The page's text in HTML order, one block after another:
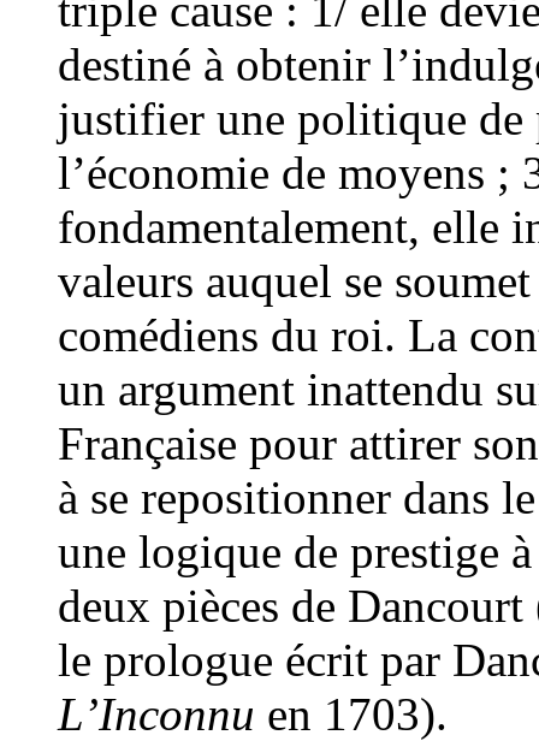
destiné à obtenir
justifier une politique de
l’économie de moyens ;
fondamentalement, elle
valeurs auquel se
comédiens du roi. La
un argument inattendu
Française pour attirer
à se repositionner dans
une logique de prestige
deux pièces de Dancourt
le prologue écrit par
L’Inconnu en 1703).